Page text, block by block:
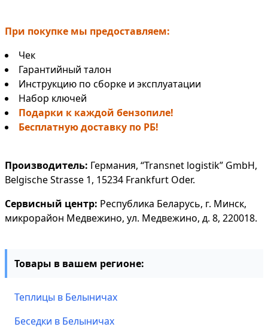
При покупке мы предоставляем:
Чек
Гарантийный талон
Инструкцию по сборке и эксплуатации
Набор ключей
Подарки к каждой бензопиле!
Бесплатную доставку по РБ!
Производитель: Германия, “Transnet logistik” GmbH,
Belgische Strasse 1, 15234 Frankfurt Oder.
Сервисный центр: Республика Беларусь, г. Минск,
микрорайон Медвежино, ул. Медвежино, д. 8, 220018.
Товары в вашем регионе:
Теплицы в Белыничах
Беседки в Белыничах